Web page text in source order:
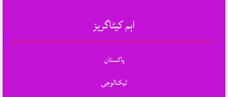
اہم کیٹاگریز
پاکستان
ٹیکنالوجی